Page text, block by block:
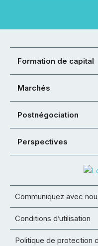
Formation de capital
Marchés
Postnégociation
Perspectives
Communiquez avec
Conditions d’utilisation
Politique de protection